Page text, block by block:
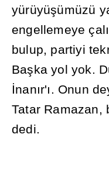
yürüyüşümüzü
engellemeye çal
bulup, partiyi
Başka yol yok.
İnanır'ı . Onun
Tatar Ramazan,
dedi.